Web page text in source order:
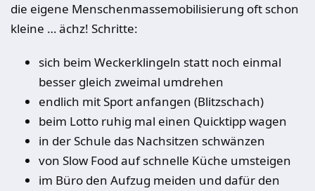
die eigene Menschenmassemobilisierung oft schon
kleine … ächz! Schritte:
sich beim Weckerklingeln statt noch einmal
besser gleich zweimal umdrehen
endlich mit Sport anfangen (Blitzschach)
beim Lotto ruhig mal einen Quicktipp wagen
in der Schule das Nachsitzen schwänzen
von Slow Food auf schnelle Küche umsteigen
im Büro den Aufzug meiden und dafür den